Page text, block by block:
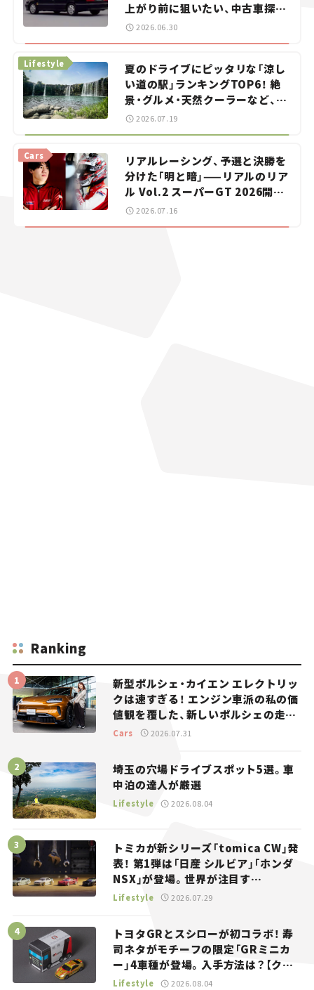
上がり前に狙いたい、中古車探し
をお手伝い――ちょっとイケてるマ
2026.06.30
夏のドライブにピッタリな「涼し
い道の駅」ランキングTOP6！ 絶
景・グルメ・天然クーラーなど、避
暑におすすめのスポットを紹介
Lifestyle
2026.07.19
リアルレーシング、予選と決勝を
分けた「明と暗」——リアルのリア
ル Vol.2 スーパーGT 2026開幕
戦 岡山国際サーキット
Cars
2026.07.16
Ranking
新型ポルシェ・カイエン エレクトリッ
クは速すぎる！ エンジン車派の私の価
値観を覆した、新しいポルシェの走
り。
Cars 2026.07.31
埼玉の穴場ドライブスポット5選。車
中泊の達人が厳選
Lifestyle 2026.08.04
トミカが新シリーズ「tomica CW」発
表！ 第1弾は「日産 シルビア」「ホンダ
NSX」が登場。世界が注目す
る“JDM”に焦点【クルマとホビー】
Lifestyle 2026.07.29
トヨタGRとスシローが初コラボ！ 寿
司ネタがモチーフの限定「GRミニカ
ー」4車種が登場。入手方法は？【クル
マとホビー】
Lifestyle 2026.08.04